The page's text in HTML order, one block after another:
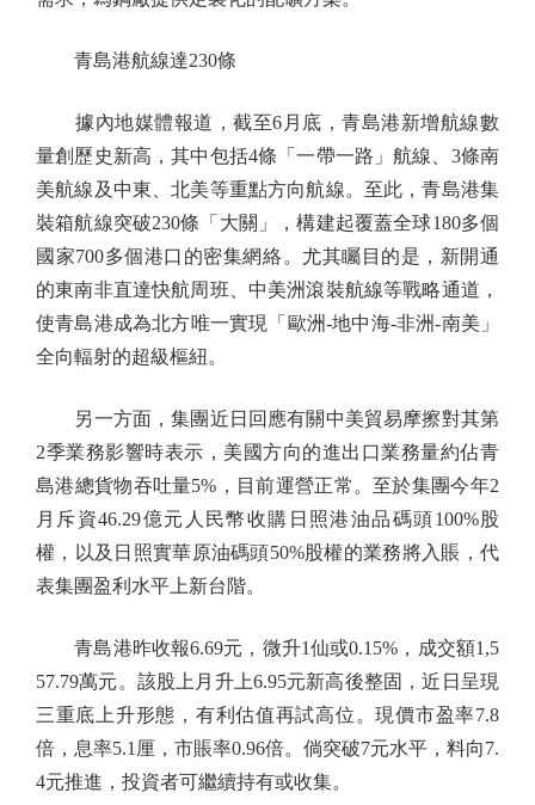
青島港航線達230條
據內地媒體報道，截至6月底，青島港新增航線數
量創歷史新高，其中包括4條「一帶一路」航線、3條南
美航線及中東、北美等重點方向航線。至此，青島港集
裝箱航線突破230條「大關」，構建起覆蓋全球180多個
國家700多個港口的密集網絡。尤其矚目的是，新開通
的東南非直達快航周班、中美洲滾裝航線等戰略通道，
使青島港成為北方唯一實現「歐洲-地中海-非洲-南美」
全向輻射的超級樞紐。
另一方面，集團近日回應有關中美貿易摩擦對其第
2季業務影響時表示，美國方向的進出口業務量約佔青
島港總貨物吞吐量5%，目前運營正常。至於集團今年2
月斥資46.29億元人民幣收購日照港油品碼頭100%股
權，以及日照實華原油碼頭50%股權的業務將入賬，代
表集團盈利水平上新台階。
青島港昨收報6.69元，微升1仙或0.15%，成交額1,5
57.79萬元。該股上月升上6.95元新高後整固，近日呈現
三重底上升形態，有利估值再試高位。現價市盈率7.8
倍，息率5.1厘，市賬率0.96倍。倘突破7元水平，料向7.
4元推進，投資者可繼續持有或收集。